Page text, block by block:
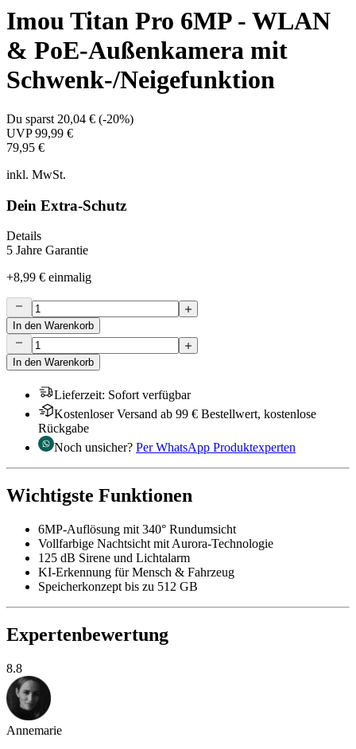
Imou Titan Pro 6MP - WLAN
& PoE-Außenkamera mit
Schwenk-/Neigefunktion
Du sparst 20,04 € (-20%)
UVP99,99 €
79,95 €
inkl. MwSt.
Dein Extra-Schutz
Details
5 Jahre Garantie
+8,99 € einmalig
In den Warenkorb
In den Warenkorb
Lieferzeit: Sofort verfügbar
Kostenloser Versand ab 99 € Bestellwert, kostenlose
Rückgabe
Noch unsicher? Per WhatsApp Produktexperten
Wichtigste Funktionen
6MP-Auflösung mit 340° Rundumsicht
Vollfarbige Nachtsicht mit Aurora-Technologie
125 dB Sirene und Lichtalarm
KI-Erkennung für Mensch & Fahrzeug
Speicherkonzept bis zu 512 GB
Expertenbewertung
8.8
Annemarie